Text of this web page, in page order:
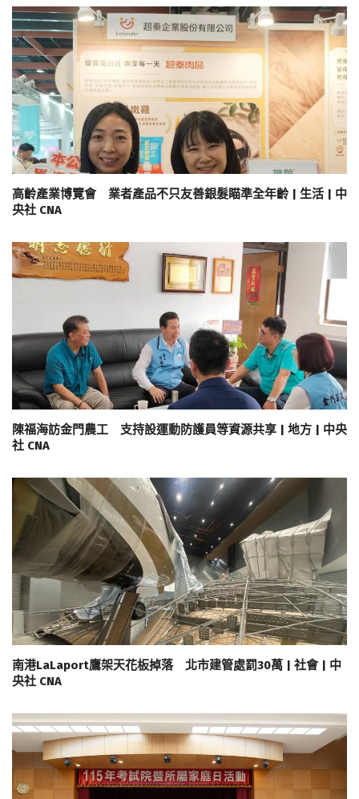
高齡產業博覽會 業者產品不只友善銀髮瞄準全年齡 | 生活 | 中
央社 CNA
陳福海訪金門農工 支持設運動防護員等資源共享 | 地方 | 中央
社 CNA
南港LaLaport鷹架天花板掉落 北市建管處罰30萬 | 社會 | 中
央社 CNA